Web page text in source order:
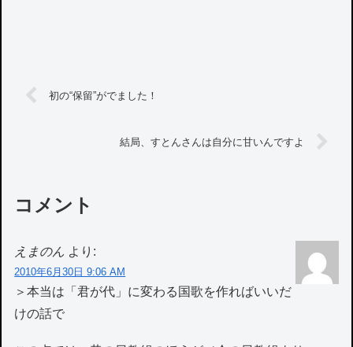
初の“保留”がでました！
結局、すとんさんは自分に甘いんですよ
コメント
えまのん より:
2010年6月30日 9:06 AM
＞本当は「君が代」に変わる国歌を作ればいいだ
けの話で